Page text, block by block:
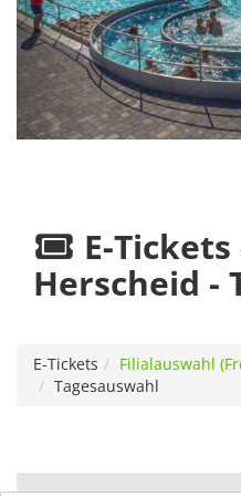
E-
Herscheid -
E-Tickets
Filialauswahl
Tagesauswahl